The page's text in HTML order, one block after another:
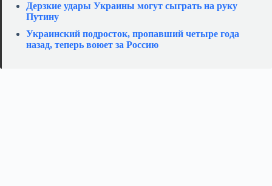
Дерзкие удары Украины могут сыграть на руку
Путину
Украинский подросток, пропавший четыре года
назад, теперь воюет за Россию